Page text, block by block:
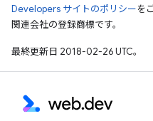
Developers サイトのポリシーを
関連会社の登録商標です。
最終更新日 2018-02-26 UTC。